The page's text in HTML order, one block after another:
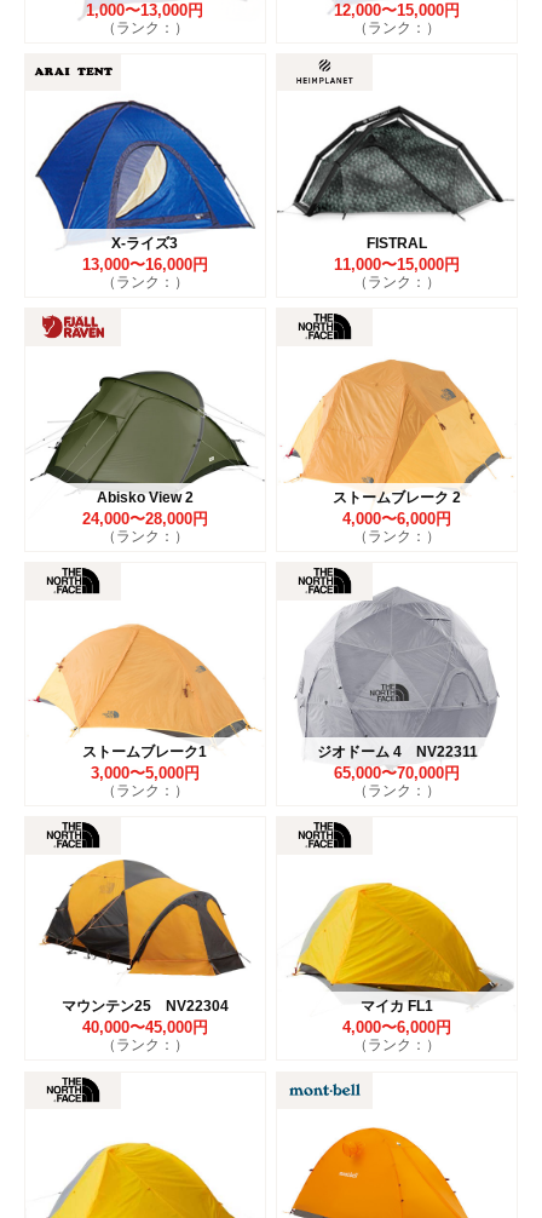
1,000〜13,000円
（ランク：）
12,000〜15,000円
（ランク：）
X-ライズ3
13,000〜16,000円
（ランク：）
FISTRAL
11,000〜15,000円
（ランク：）
Abisko View 2
24,000〜28,000円
（ランク：）
ストームブレーク 2
4,000〜6,000円
（ランク：）
ストームブレーク1
3,000〜5,000円
（ランク：）
ジオドーム 4 NV22311
65,000〜70,000円
（ランク：）
マウンテン25 NV22304
40,000〜45,000円
（ランク：）
マイカ FL1
4,000〜6,000円
（ランク：）